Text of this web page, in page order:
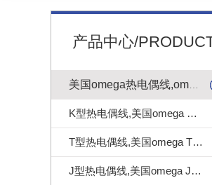
产品中心/
K型热电偶线,美国omega K型热电偶线
T型热电偶线,美国omega T型热电偶线
J型热电偶线,美国omega J型热电偶线